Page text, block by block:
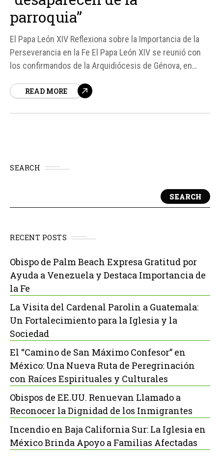
parroquia”
El Papa León XIV Reflexiona sobre la Importancia de la
Perseverancia en la Fe El Papa León XIV se reunió con
los confirmandos de la Arquidiócesis de Génova, en
especial atención al don del Espíritu Santo de la
READ MORE
SEARCH
SEARCH
RECENT POSTS
Obispo de Palm Beach Expresa Gratitud por
Ayuda a Venezuela y Destaca Importancia de
la Fe
La Visita del Cardenal Parolin a Guatemala:
Un Fortalecimiento para la Iglesia y la
Sociedad
El “Camino de San Máximo Confesor” en
México: Una Nueva Ruta de Peregrinación
con Raíces Espirituales y Culturales
Obispos de EE.UU. Renuevan Llamado a
Reconocer la Dignidad de los Inmigrantes
Incendio en Baja California Sur: La Iglesia en
México Brinda Apoyo a Familias Afectadas